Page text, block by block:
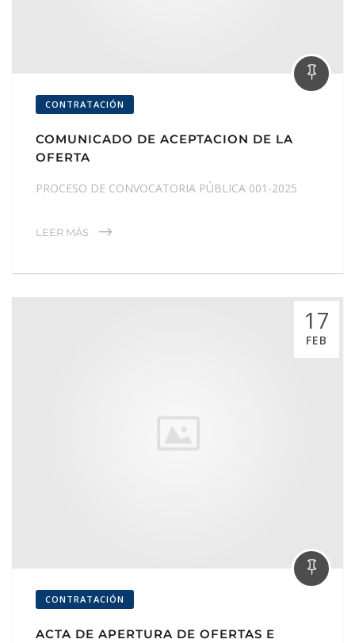
CONTRATACIÓN
COMUNICADO DE ACEPTACION DE LA
OFERTA
PROCESO DE CONVOCATORIA PÚBLICA 001-2025
LEER MÁS
17
FEB
CONTRATACIÓN
ACTA DE APERTURA DE OFERTAS E